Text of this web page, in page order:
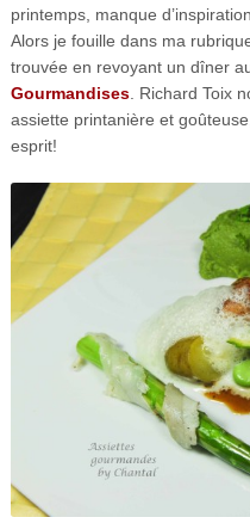
printemps, manque
Alors je fouille dans ma
trouvée en revoyant un dîner
Gourmandises. Richard Toix
assiette printanière et
esprit!